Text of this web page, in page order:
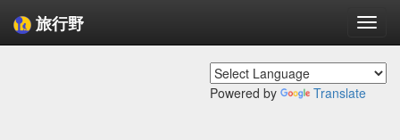
旅行野
Powered by Translate